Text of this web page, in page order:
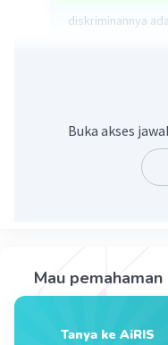
diskriminannya
D = 25+72
Buka akses
Mau
Tanya ke AiRIS